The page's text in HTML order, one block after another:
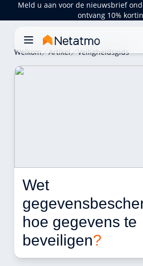
Meld u aan voor de nieuwsbrief
ontvang 10%
Welkom Artikel Veiligheidsgids
Wet
hoe gegevens te
beveiligen?